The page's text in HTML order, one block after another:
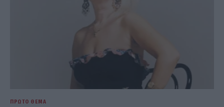
ΠΡΏΤΟ ΘΈΜΑ